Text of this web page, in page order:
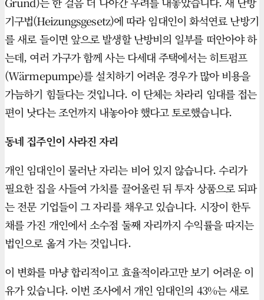
기구법(Heizungsgesetz)에 따라 임대인이 화석연료 난방기
를 새로 들이면 앞으로 발생할 난방비의 일부를 떠안아야 하
는데, 여러 가구가 함께 사는 다세대 주택에서는 히트펌프
(Wärmepumpe)를 설치하기 어려운 경우가 많아 비용을
가늠하기 힘들다는 것입니다. 이 단체는 차라리 임대를 접는
편이 낫다는 조언까지 내놓아야 했다고 토로했습니다.
동네 집주인이 사라진 자리
개인 임대인이 물러난 자리는 비어 있지 않습니다. 수리가
필요한 집을 사들여 가치를 끌어올린 뒤 투자 상품으로 되파
는 전문 기업들이 그 자리를 채우고 있습니다. 시장이 한두
채를 가진 개인에서 소수점 둘째 자리까지 수익률을 따지는
법인으로 옮겨 가는 것입니다.
이 변화를 마냥 합리적이고 효율적이라고만 보기 어려운 이
유가 있습니다. 이번 조사에서 개인 임대인의 43%는 새로